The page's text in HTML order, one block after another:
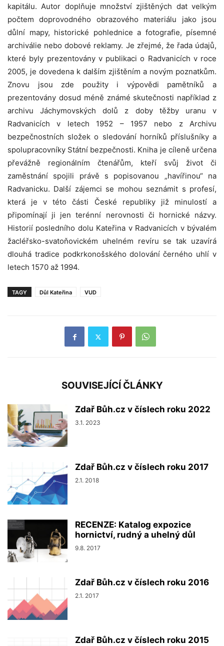
kapitálu. Autor doplňuje množství zjištěných dat velkým
počtem doprovodného obrazového materiálu jako jsou
důlní mapy, historické pohlednice a fotografie, písemné
archiválie nebo dobové reklamy. Je zřejmé, že řada údajů,
které byly prezentovány v publikaci o Radvanicích v roce
2005, je dovedena k dalším zjištěním a novým poznatkům.
Znovu jsou zde použity i výpovědi pamětníků a
prezentovány dosud méně známé skutečnosti například z
archivu Jáchymovských dolů z doby těžby uranu v
Radvanicích v letech 1952 – 1957 nebo z Archivu
bezpečnostních složek o sledování horníků příslušníky a
spolupracovníky Státní bezpečnosti. Kniha je cíleně určena
převážně regionálním čtenářům, kteří svůj život či
zaměstnání spojili právě s popisovanou „havířinou“ na
Radvanicku. Další zájemci se mohou seznámit s profesí,
která je v této části České republiky již minulostí a
připomínají ji jen terénní nerovnosti či hornické názvy.
Historií posledního dolu Kateřina v Radvanicích v bývalém
žacléřsko-svatoňovickém uhelném revíru se tak uzavírá
dlouhá tradice podkrkonošského dolování černého uhlí v
letech 1570 až 1994.
TAGY Důl Kateřina VUD
SOUVISEJÍCÍ ČLÁNKY
Zdař Bůh.cz v číslech roku 2022
3.1. 2023
Zdař Bůh.cz v číslech roku 2017
2.1. 2018
RECENZE: Katalog expozice
hornictví, rudný a uhelný důl
9.8. 2017
Zdař Bůh.cz v číslech roku 2016
2.1. 2017
Zdař Bůh.cz v číslech roku 2015